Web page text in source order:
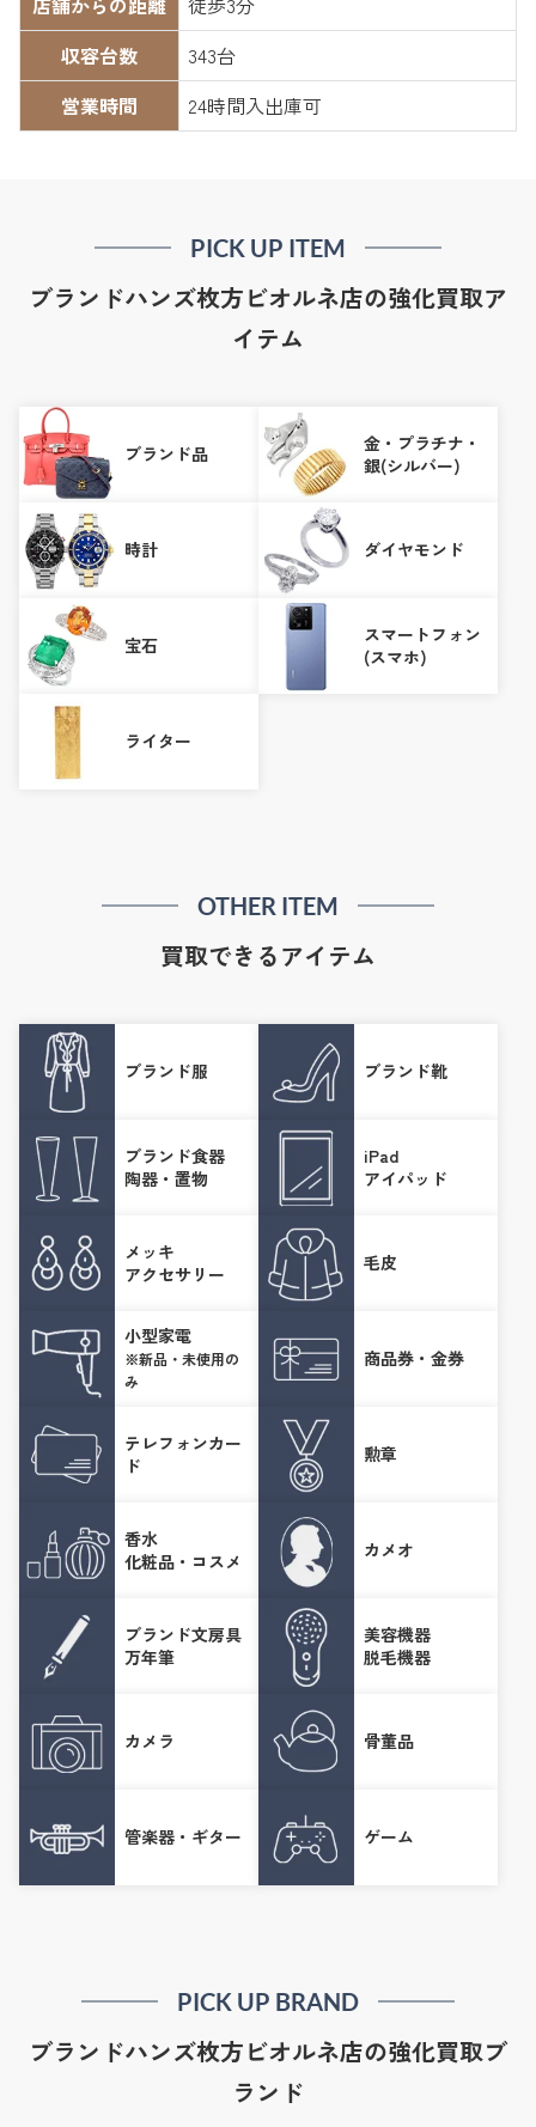
収容台数
343台
営業時間
24時間入出庫可
PICK UP ITEM
ブランドハンズ枚方ビオルネ店の強化買取ア
イテム
ブランド品
金・プラチナ・
銀(シルバー)
時計 ダイヤモンド
宝石
スマートフォン
(スマホ)
ライター
OTHER ITEM
買取できるアイテム
ブランド服 ブランド靴
ブランド食器
陶器・置物
iPad
アイパッド
メッキ
アクセサリー
毛皮
小型家電
※新品・未使用の
み
商品券・金券
テレフォンカー
ド
勲章
香水
化粧品・コスメ
カメオ
ブランド文房具
万年筆
美容機器
脱毛機器
カメラ 骨董品
管楽器・ギター ゲーム
PICK UP BRAND
ブランドハンズ枚方ビオルネ店の強化買取ブ
ランド